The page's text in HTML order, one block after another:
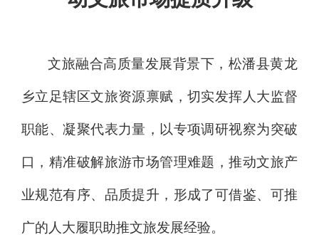
文旅融合高质量发展背景下，松潘县黄龙
乡立足辖区文旅资源禀赋，切实发挥人大监督
职能、凝聚代表力量，以专项调研视察为突破
口，精准破解旅游市场管理难题，推动文旅产
业规范有序、品质提升，形成了可借鉴、可推
广的人大履职助推文旅发展经验。